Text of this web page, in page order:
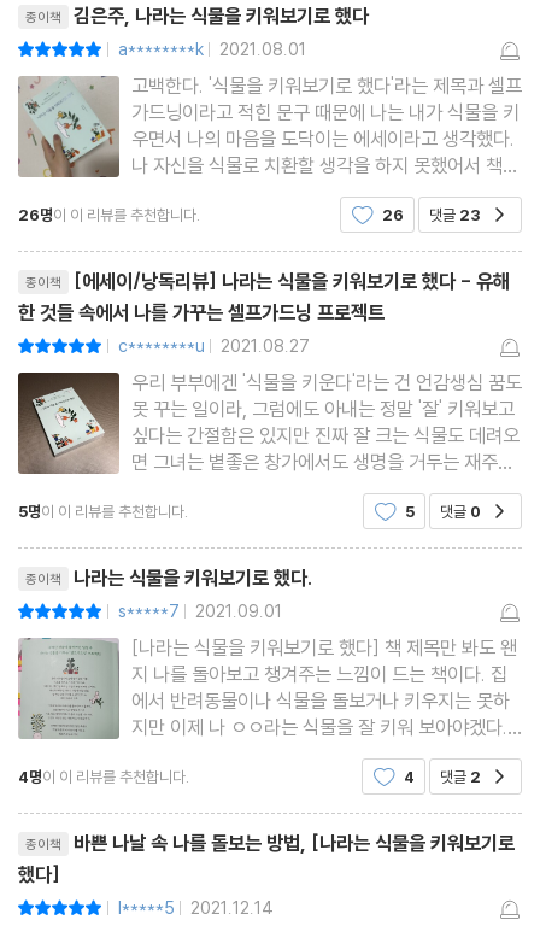
( ) 씨의 현명한 소비 생활
섬세한 시선
삶은 종縱이 아닌 횡橫으로 흐른다
삶은 주어지지만 삶의 주어는 나이므로
퍼스널 단어장
압도적인 행복은 드물다_행복과 불행의 일일 라이트급 매치
음악과 나랑만 있고 싶어_‘완벽한 순간 시럽’
나를 인터뷰하다
마음의 브레이크를 밟을 타이밍
독서라는 셀프가드닝
힐링이 충분하다면 이제는 킬링
고민 상대성 원리
심리적 샤워 2
미워하는 것들로부터의 자유가 나를 자유케 한다
언어의 무소유
주관적으로 싫은 말들_짜증 필터
마음의 시차
‘네가 너무 예민해’라는 민mean한 말
웃는 척하는 일에는 외로움이 포함되어 있다 1
웃는 척하는 일에는 외로움이 포함되어 있다 2_웃지 않을 자유
잊을 수 있는 충분한 시간
관계로 인해 괴로울 때 기억해야 할 네 가지 팩트
종이책 김은주, 나라는 식물을 키워보기로 했다
| a********k | 2021.08.01
고백한다. '식물을 키워보기로 했다'라는 제목과 셀프
가드닝이라고 적힌 문구 때문에 나는 내가 식물을 키
우면서 나의 마음을 도닥이는 에세이라고 생각했다.
나 자신을 식물로 치환할 생각을 하지 못했어서 책을
받아들고 잠시 당황했다. 그렇지만 요즘 신경쓰이는
일도 많이 발생하고 내 자신의 마음을 들여다보지를
에세이답
26명이 이 리뷰를 추천합니다. 26 댓글 23
종이책
[에세이/낭독리뷰] 나라는 식물을 키워보기로 했다 - 유해
한 것들 속에서 나를 가꾸는 셀프가드닝 프로젝트
| c********u | 2021.08.27
우리 부부에겐 '식물을 키운다'라는 건 언감생심 꿈도
못 꾸는 일이라, 그럼에도 아내는 정말 '잘' 키워보고
싶다는 간절함은 있지만 진짜 잘 크는 식물도 데려오
면 그녀는 볕좋은 창가에서도 생명을 거두는 재주가
있고 나는 그냥 생명체를 키우는 건 우리 애들만으로
도 죽을 지경이라 관심을 두지 않는다. 그런 이유로
데에
5명이 이 리뷰를 추천합니다. 5 댓글 0
종이책 나라는 식물을 키워보기로 했다.
| s*****7 | 2021.09.01
[나라는 식물을 키워보기로 했다] 책 제목만 봐도 왠
지 나를 돌아보고 챙겨주는 느낌이 드는 책이다. 집
에서 반려동물이나 식물을 돌보거나 키우지는 못하
지만 이제 나 ㅇㅇ라는 식물을 잘 키워 보아야겠다.
식물에 물을 주고 햇빛을 쪼여주고, 시든 잎은 떼어
내고 하듯 나라는 식물을 나라는 식물을 잘 키워야하
이 책에 있는 '셀프
4명이 이 리뷰를 추천합니다. 4 댓글 2
종이책
바쁜 나날 속 나를 돌보는 방법, [나라는 식물을 키워보기로
했다]
| l*****5 | 2021.12.14